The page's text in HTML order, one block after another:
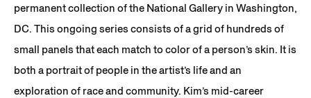
permanent collection of the National Gallery in Washington,
DC. This ongoing series consists of a grid of hundreds of
small panels that each match to color of a person’s skin. It is
both a portrait of people in the artist’s life and an
exploration of race and community. Kim’s mid-career